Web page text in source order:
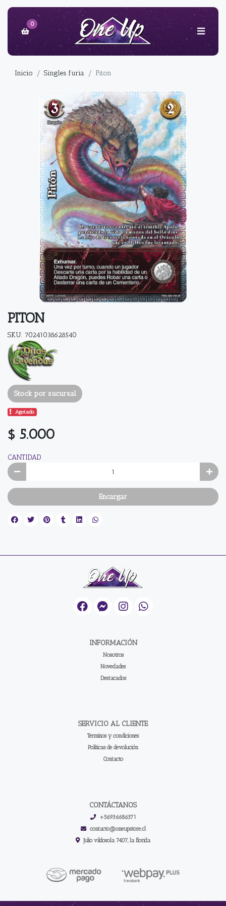
0
Inicio Singles furia Piton
PITON
SKU: 70241038628540
Stock por sucursal
Agotado.
$ 5.000
CANTIDAD
Encargar
INFORMACIÓN
Nosotros
Novedades
Destacados
SERVICIO AL CLIENTE
Terminos y condiciones
Políticas de devolución
Contacto
CONTÁCTANOS
+56936686371
contacto@oneupstore.cl
Julio vildosola 7407, la florida